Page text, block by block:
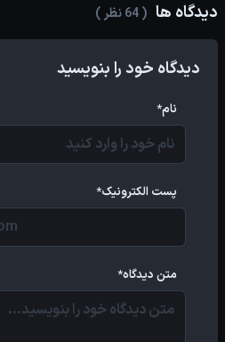
دیدگاه ها ( 64 نظر )
دیدگاه خود را بنویسید
نام*
پست الکترونیک*
متن دیدگاه*